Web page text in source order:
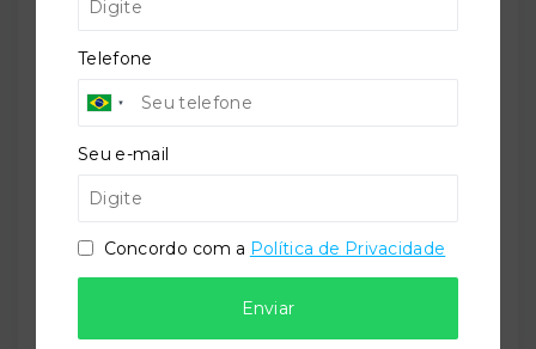
Situação:
Previsão de entrega:
30/11/2026
Telefone
Seu e-mail
Concordo com a Política de Privacidade
Enviar